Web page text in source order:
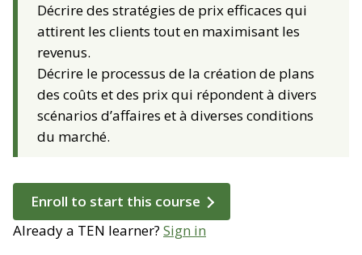
Décrire des stratégies de prix efficaces qui
attirent les clients tout en maximisant les
revenus.
Décrire le processus de la création de plans
des coûts et des prix qui répondent à divers
scénarios d’affaires et à diverses conditions
du marché.
Enroll to start this course
Already a TEN learner? Sign in